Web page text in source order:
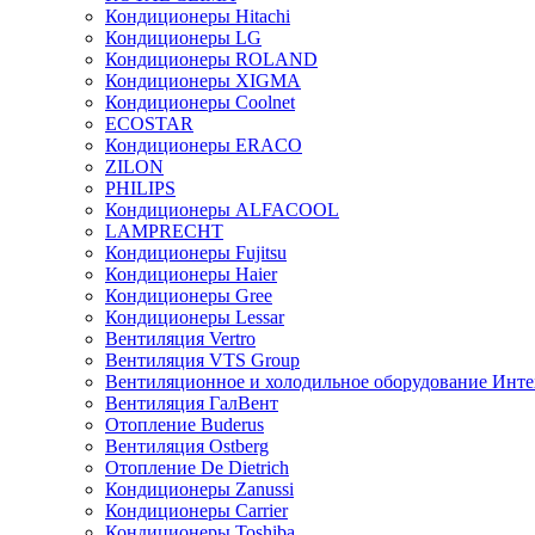
Кондиционеры Hitachi
Кондиционеры LG
Кондиционеры ROLAND
Кондиционеры XIGMA
Кондиционеры Coolnet
ECOSTAR
Кондиционеры ERACO
ZILON
PHILIPS
Кондиционеры ALFACOOL
LAMPRECHT
Кондиционеры Fujitsu
Кондиционеры Haier
Кондиционеры Gree
Кондиционеры Lessar
Вентиляция Vertro
Вентиляция VTS Group
Вентиляционное и холодильное оборудование
Вентиляция ГалВент
Отопление Buderus
Вентиляция Ostberg
Отопление De Dietrich
Кондиционеры Zanussi
Кондиционеры Carrier